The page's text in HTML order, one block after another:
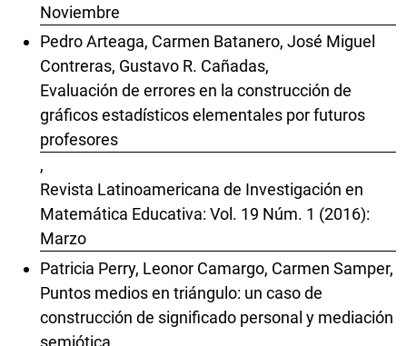
Noviembre
Pedro Arteaga, Carmen Batanero, José Miguel
Contreras, Gustavo R. Cañadas,
Evaluación de errores en la construcción de
gráficos estadísticos elementales por futuros
profesores
,
Revista Latinoamericana de Investigación en
Matemática Educativa: Vol. 19 Núm. 1 (2016):
Marzo
Patricia Perry, Leonor Camargo, Carmen Samper,
Puntos medios en triángulo: un caso de
construcción de significado personal y mediación
semiótica